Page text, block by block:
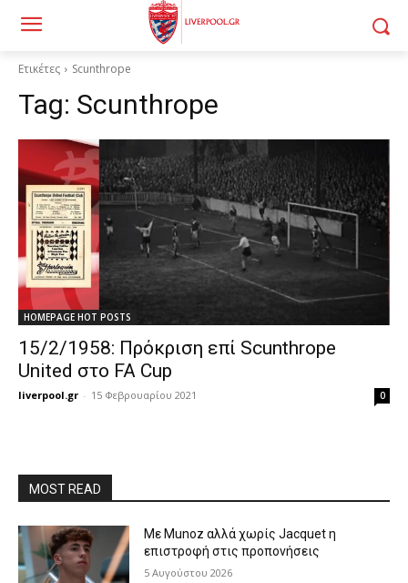
Ετικέτες Scunthrope
Tag: Scunthrope
HOMEPAGE HOT POSTS
15/2/1958: Πρόκριση επί Scunthrope
United στο FA Cup
liverpool.gr - 15 Φεβρουαρίου 2021 0
MOST READ
Με Munoz αλλά χωρίς Jacquet η
επιστροφή στις προπονήσεις
5 Αυγούστου 2026